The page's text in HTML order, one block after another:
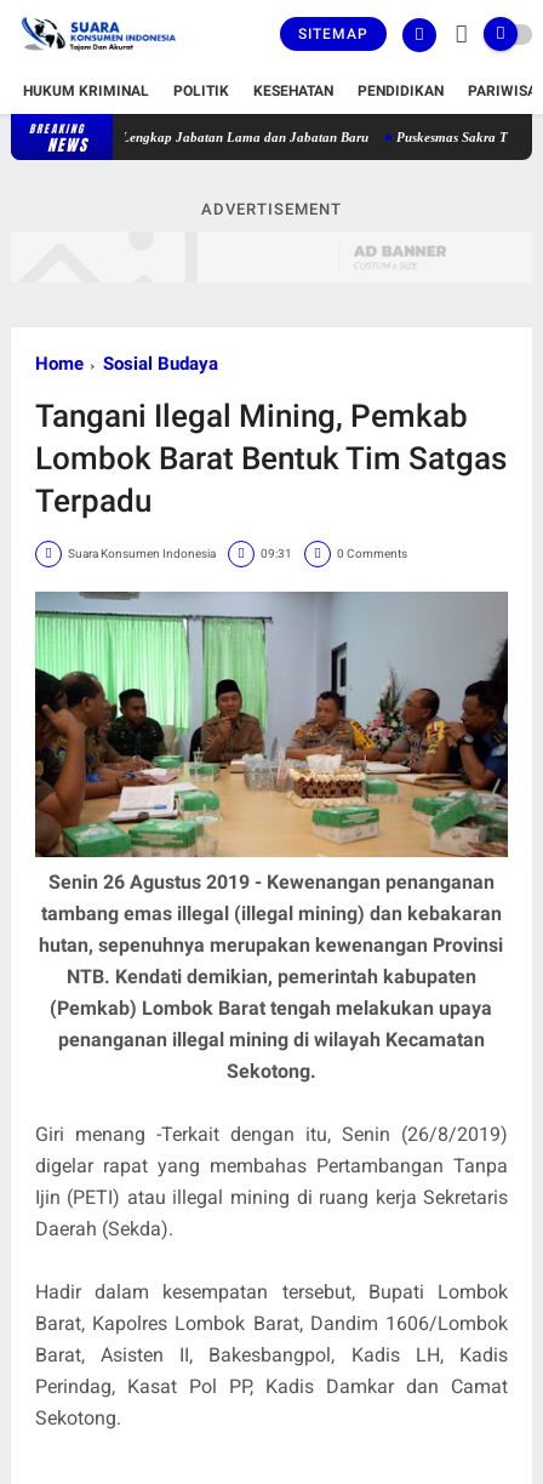
SITEMAP
HUKUM KRIMINAL POLITIK KESEHATAN PENDIDIKAN
BREAKING
NEWS Bupati Lombok Timur Lantik 36 Pejabat, Berikut Daftar Lengkap
ADVERTISEMENT
Home Sosial Budaya
Tangani Ilegal Mining, Pemkab
Lombok Barat Bentuk Tim Satgas
Terpadu
Suara Konsumen Indonesia 09:31 0 Comments
Senin 26 Agustus 2019 - Kewenangan penanganan
tambang emas illegal (illegal mining) dan kebakaran
hutan, sepenuhnya merupakan kewenangan Provinsi
NTB. Kendati demikian, pemerintah kabupaten
(Pemkab) Lombok Barat tengah melakukan upaya
penanganan illegal mining di wilayah Kecamatan
Sekotong.
Giri menang -Terkait dengan itu, Senin (26/8/2019)
digelar rapat yang membahas Pertambangan Tanpa
Ijin (PETI) atau illegal mining di ruang kerja Sekretaris
Daerah (Sekda).
Hadir dalam kesempatan tersebut, Bupati Lombok
Barat, Kapolres Lombok Barat, Dandim 1606/Lombok
Barat, Asisten II, Bakesbangpol, Kadis LH, Kadis
Perindag, Kasat Pol PP, Kadis Damkar dan Camat
Sekotong.